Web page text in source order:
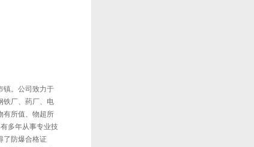
镇。公司致力于
铁厂、药厂、电
有所值、物超所
多年从事专业技
了防爆合格证